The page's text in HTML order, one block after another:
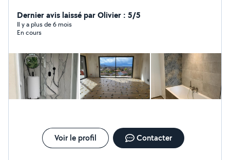
Devis rapide et gratuit Prix correct
Dernier avis laissé par Olivier : 5/5
Il y a plus de 6 mois
En cours
Voir le profil Contacter